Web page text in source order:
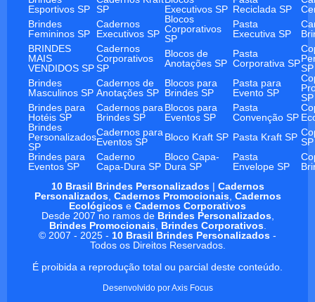
Esportivos SP SP
Executivos SP Reciclada SP
Brindes
Femininos SP
Cadernos
Executivos SP
Blocos
Corporativos
SP
Pasta
Executiva SP
BRINDES
MAIS
VENDIDOS SP
Cadernos
Corporativos
SP
Blocos de
Anotações SP
Pasta
Corporativa SPSP
Brindes
Masculinos SP
Cadernos de
Anotações SP
Blocos para
Brindes SP
Pasta para
Evento SP
SP
Brindes para
Hotéis SP
Cadernos para
Brindes SP
Blocos para
Eventos SP
Pasta
Convenção SP
Brindes
Personalizados
SP
Cadernos para
Eventos SP
Bloco Kraft SP Pasta Kraft SP SP
Brindes para
Eventos SP
Caderno
Capa-Dura SP
Bloco Capa-
Dura SP
Pasta
Envelope SP
10 Brasil Brindes Personalizados| Cadernos
Personalizados, Cadernos Promocionais, Cadernos
Ecológicos e Cadernos Corporativos
Desde 2007 no ramos de Brindes Personalizados,
Brindes Promocionais, Brindes Corporativos.
© 2007 - 2025 - 10 Brasil Brindes Personalizados -
Todos os Direitos Reservados.
É proibida a reprodução total ou parcial deste conteúdo.
Desenvolvido porAxis Focus